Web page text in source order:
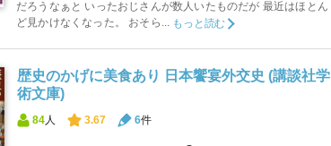
だろうなぁと いったおじさんが数人いたものだが 最近はほとん
ど見かけなくなった。 おそら... もっと読む
歴史のかげに美食あり 日本饗宴外交史 (講談社学
術文庫)
84人 3.67 6件